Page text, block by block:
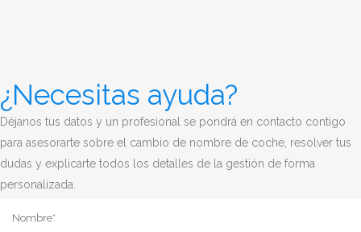
¿Necesitas ayuda?
Déjanos tus datos y un profesional se pondrá en contacto contigo
para asesorarte sobre el cambio de nombre de coche, resolver tus
dudas y explicarte todos los detalles de la gestión de forma
personalizada.